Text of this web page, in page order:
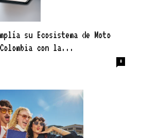
su Ecosistema de Moto
con la...
0